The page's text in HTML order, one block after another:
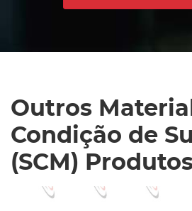
Outros
Condição de
(SCM)